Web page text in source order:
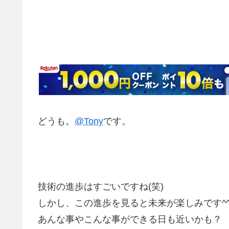
どうも。 @Tonyです。
技術の進歩はすごいですね(笑)
しかし、この進歩を見ると未来が楽しみです
あんな事やこんな事ができる日も近いかも？